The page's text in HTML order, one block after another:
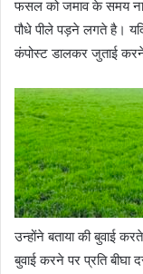
फसल को जमाव के समय
पौधे पीले पड़ने लगते है।
कंपोस्ट डालकर जुताई
उन्होंने बताया की बुवाई
बुवाई करने पर प्रति